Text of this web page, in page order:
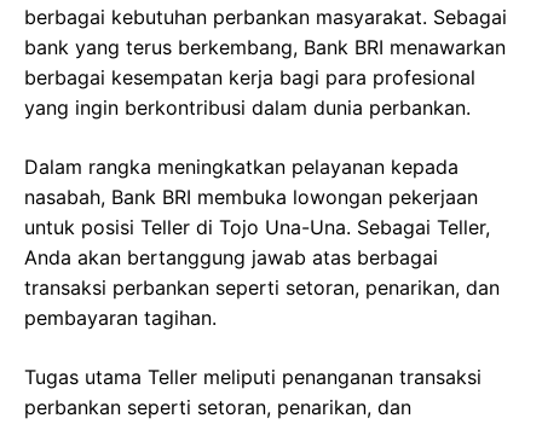
berbagai kebutuhan perbankan masyarakat. Sebagai
bank yang terus berkembang, Bank BRI menawarkan
berbagai kesempatan kerja bagi para profesional
yang ingin berkontribusi dalam dunia perbankan.
Dalam rangka meningkatkan pelayanan kepada
nasabah, Bank BRI membuka lowongan pekerjaan
untuk posisi Teller di Tojo Una-Una. Sebagai Teller,
Anda akan bertanggung jawab atas berbagai
transaksi perbankan seperti setoran, penarikan, dan
pembayaran tagihan.
Tugas utama Teller meliputi penanganan transaksi
perbankan seperti setoran, penarikan, dan